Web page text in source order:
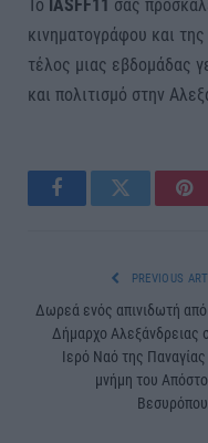
Το IASFF11 σας
κινηματογράφου και
τέλος μιας εβδομάδας
και πολιτισμό στην
FacebookTwitter
PREVIOUS
Δωρεά ενός απινιδωτή
Δήμαρχο Αλεξάνδρειας
Ιερό Ναό της Παναγίας
μνήμη του